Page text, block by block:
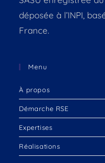
déposée à l’INPI,
France.
Menu
À propos
Démarche RSE
Expertises
Réalisations